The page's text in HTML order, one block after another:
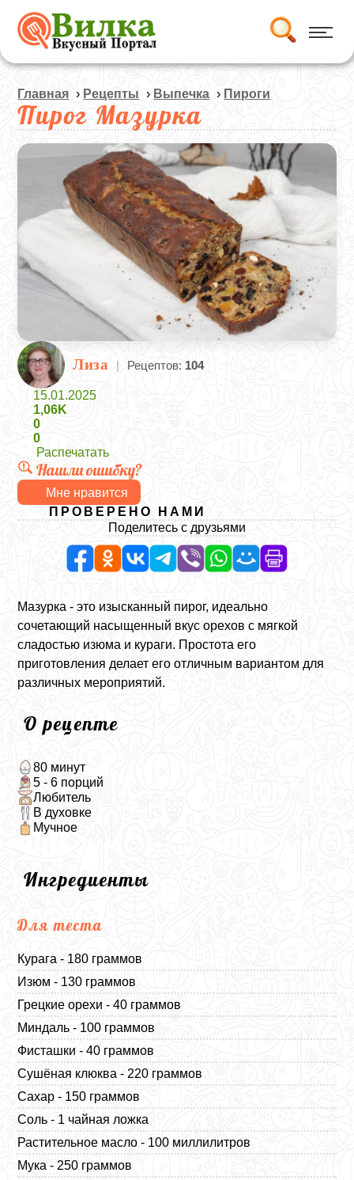
Главная › Рецепты › Выпечка › Пироги
Пирог Мазурка
Лиза | Рецептов: 104
15.01.2025
1,06K
0
0
Распечатать
Нашли ошибку?
Мне нравится
ПРОВЕРЕНО НАМИ
Поделитесь с друзьями
Мазурка - это изысканный пирог, идеально
сочетающий насыщенный вкус орехов с мягкой
сладостью изюма и кураги. Простота его
приготовления делает его отличным вариантом для
различных мероприятий.
О рецепте
80 минут
5 - 6 порций
Любитель
В духовке
Мучное
Ингредиенты
Для теста
Курага - 180 граммов
Изюм - 130 граммов
Грецкие орехи - 40 граммов
Миндаль - 100 граммов
Фисташки - 40 граммов
Сушёная клюква - 220 граммов
Сахар - 150 граммов
Соль - 1 чайная ложка
Растительное масло - 100 миллилитров
Мука - 250 граммов